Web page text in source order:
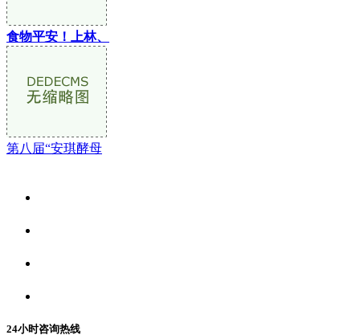
食物平安！上林、
第八届“安琪酵母
24小时咨询热线